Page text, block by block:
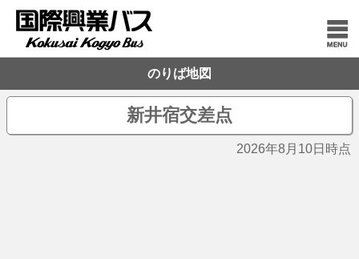
のりば地図
新井宿交差点
2026年8月10日時点